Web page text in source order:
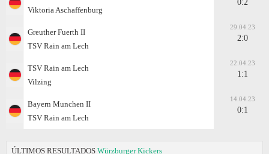
Viktoria Aschaffenburg
0:2
Greuther Fuerth II
TSV Rain am Lech
29.04.23
2:0
TSV Rain am Lech
Vilzing
22.04.23
1:1
Bayern Munchen II
TSV Rain am Lech
14.04.23
0:1
ÚLTIMOS RESULTADOS Würzburger Kickers